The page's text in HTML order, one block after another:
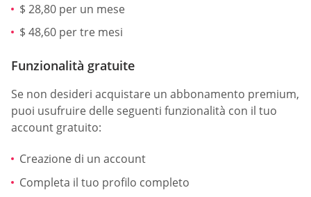
$ 28,80 per un mese
$ 48,60 per tre mesi
Funzionalità gratuite
Se non desideri acquistare un abbonamento premium,
puoi usufruire delle seguenti funzionalità con il tuo
account gratuito:
Creazione di un account
Completa il tuo profilo completo